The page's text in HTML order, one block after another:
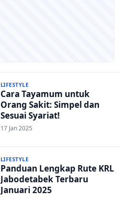
LIFESTYLE
Cara Tayamum untuk
Orang Sakit: Simpel dan
Sesuai Syariat!
17 Jan 2025
LIFESTYLE
Panduan Lengkap Rute KRL
Jabodetabek Terbaru
Januari 2025